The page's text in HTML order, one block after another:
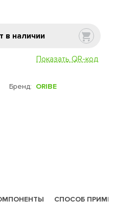
в наличии
Показать QR-код
Бренд: ORIBE
СПОСОБ